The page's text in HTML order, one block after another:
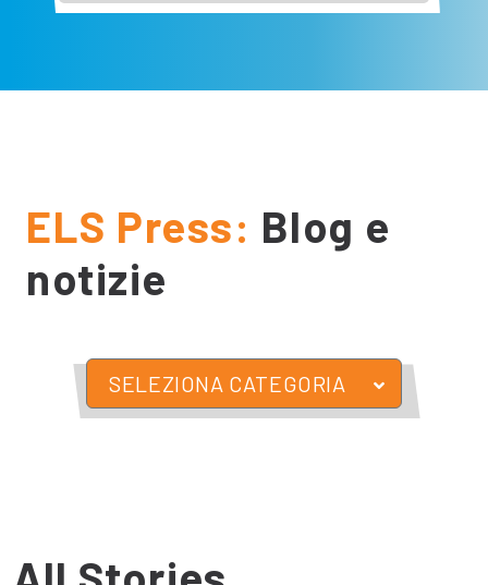
ELS Press: Blog e
notizie
SELEZIONA CATEGORIA